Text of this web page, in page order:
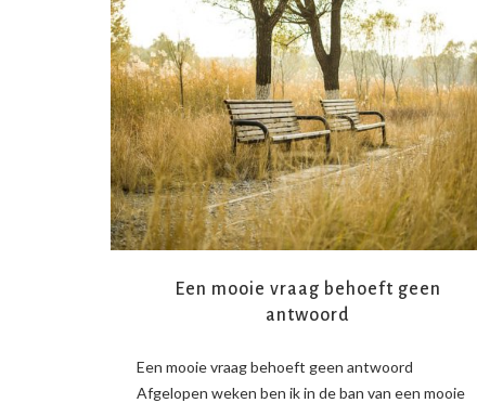
READ MORE
Een mooie vraag behoeft geen
antwoord
Een mooie vraag behoeft geen antwoord
Afgelopen weken ben ik in de ban van een mooie